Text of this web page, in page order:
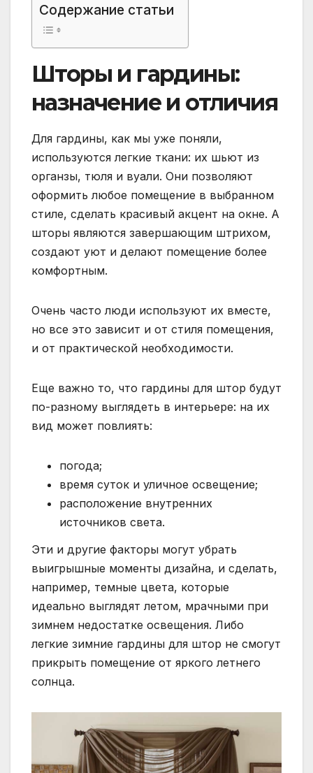
Содержание статьи
Шторы и гардины:
назначение и отличия
Для гардины, как мы уже поняли,
используются легкие ткани: их шьют из
органзы, тюля и вуали. Они позволяют
оформить любое помещение в выбранном
стиле, сделать красивый акцент на окне. А
шторы являются завершающим штрихом,
создают уют и делают помещение более
комфортным.
Очень часто люди используют их вместе,
но все это зависит и от стиля помещения,
и от практической необходимости.
Еще важно то, что гардины для штор будут
по-разному выглядеть в интерьере: на их
вид может повлиять:
погода;
время суток и уличное освещение;
расположение внутренних
источников света.
Эти и другие факторы могут убрать
выигрышные моменты дизайна, и сделать,
например, темные цвета, которые
идеально выглядят летом, мрачными при
зимнем недостатке освещения. Либо
легкие зимние гардины для штор не смогут
прикрыть помещение от яркого летнего
солнца.